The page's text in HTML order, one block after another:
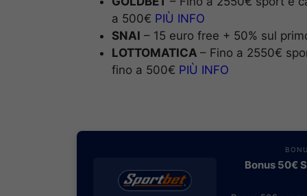
a 500€ PIÙ INFO
SNAI – 15 euro free + 50% sul
LOTTOMATICA – Fino a 2550€
fino a 500€ PIÙ INFO
Bonus 50€